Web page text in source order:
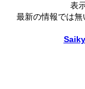
表
最新の情報では無